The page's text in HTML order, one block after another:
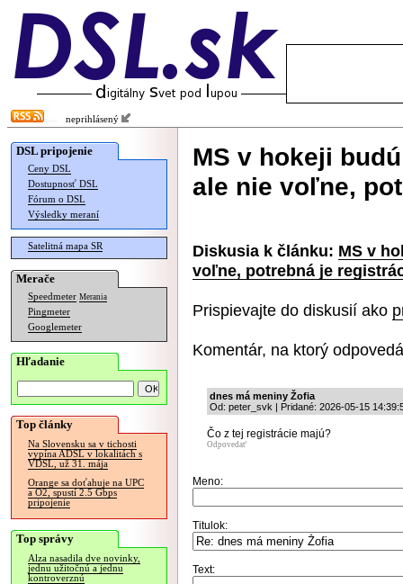
neprihlásený
DSL pripojenie
Ceny DSL
Dostupnosť DSL
Fórum o DSL
Výsledky meraní
Satelitná mapa SR
Merače
Speedmeter Merania
Pingmeter
Googlemeter
Hľadanie
Top články
Na Slovensku sa v tichosti
vypína ADSL v lokalitách s
VDSL, už 31. mája
Orange sa doťahuje na UPC
a O2, spustí 2.5 Gbps
pripojenie
Top správy
Alza nasadila dve novinky,
jednu užitočnú a jednu
kontroverznú
MS v hokeji
ale nie voľne,
Diskusia k článku: MS v
voľne, potrebná je
Prispievajte do diskusií ako
Komentár, na ktorý
dnes má meniny Žofia
Od: peter_svk | Pridané: 2026-05-15
Čo z tej registrácie majú?
Odpovedať
Meno:
Titulok:
Text: